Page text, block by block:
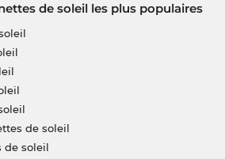
de soleil les plus populaires
de soleil
de soleil